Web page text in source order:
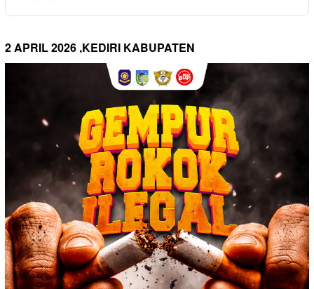
2 APRIL 2026 ,KEDIRI KABUPATEN